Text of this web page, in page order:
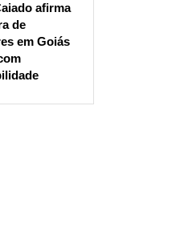
afirma
de
em Goiás